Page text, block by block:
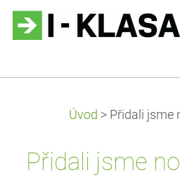
Úvod > Přidali jsme
Přidali jsme